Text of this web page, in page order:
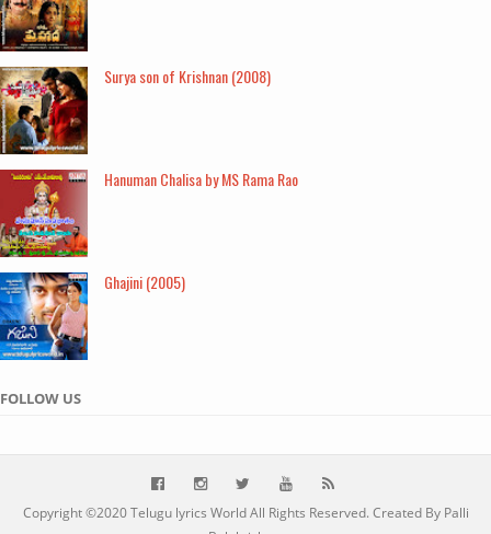
Surya son of Krishnan (2008)
Hanuman Chalisa by MS Rama Rao
Ghajini (2005)
FOLLOW US
Copyright ©2020Telugu lyrics WorldAll Rights Reserved. Created By Palli